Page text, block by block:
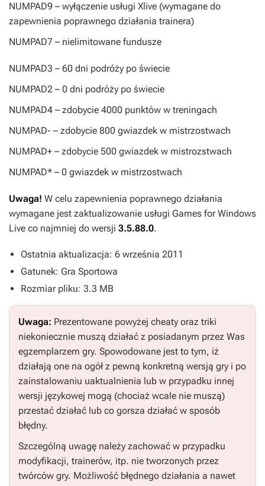
NUMPAD9 – wyłączenie usługi Xlive (wymagane do
zapewnienia poprawnego działania trainera)
NUMPAD7 – nielimitowane fundusze
NUMPAD3 – 60 dni podróży po świecie
NUMPAD2 – 0 dni podróży po świecie
NUMPAD4 – zdobycie 4000 punktów w treningach
NUMPAD- – zdobycie 800 gwiazdek w mistrzostwach
NUMPAD+ – zdobycie 500 gwiazdek w mistrozstwach
NUMPAD* – 0 gwiazdek w mistrzostwach
Uwaga! W celu zapewnienia poprawnego działania
wymagane jest zaktualizowanie usługi Games for Windows
Live co najmniej do wersji 3.5.88.0.
Ostatnia aktualizacja: 6 września 2011
Gatunek: Gra Sportowa
Rozmiar pliku: 3.3 MB
Uwaga: Prezentowane powyżej cheaty oraz triki
niekoniecznie muszą działać z posiadanym przez Was
egzemplarzem gry. Spowodowane jest to tym, iż
działają one na ogół z pewną konkretną wersją gry i po
zainstalowaniu uaktualnienia lub w przypadku innej
wersji językowej mogą (chociaż wcale nie muszą)
przestać działać lub co gorsza działać w sposób
błędny.
Szczególną uwagę należy zachować w przypadku
modyfikacji, trainerów, itp. nie tworzonych przez
twórców gry. Możliwość błędnego działania a nawet